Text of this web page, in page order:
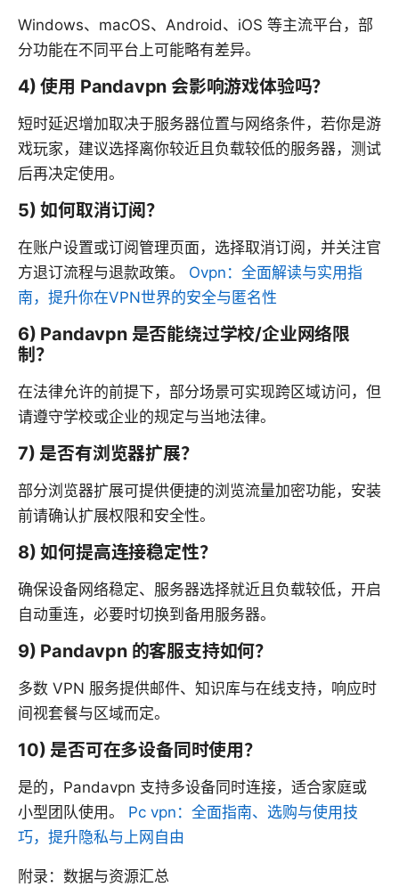
Windows、macOS、Android、iOS 等主流平台，部
分功能在不同平台上可能略有差异。
4) 使用 Pandavpn 会影响游戏体验吗？
短时延迟增加取决于服务器位置与网络条件，若你是游
戏玩家，建议选择离你较近且负载较低的服务器，测试
后再决定使用。
5) 如何取消订阅？
在账户设置或订阅管理页面，选择取消订阅，并关注官
方退订流程与退款政策。 Ovpn：全面解读与实用指
南，提升你在VPN世界的安全与匿名性
6) Pandavpn 是否能绕过学校/企业网络限
制？
在法律允许的前提下，部分场景可实现跨区域访问，但
请遵守学校或企业的规定与当地法律。
7) 是否有浏览器扩展？
部分浏览器扩展可提供便捷的浏览流量加密功能，安装
前请确认扩展权限和安全性。
8) 如何提高连接稳定性？
确保设备网络稳定、服务器选择就近且负载较低，开启
自动重连，必要时切换到备用服务器。
9) Pandavpn 的客服支持如何？
多数 VPN 服务提供邮件、知识库与在线支持，响应时
间视套餐与区域而定。
10) 是否可在多设备同时使用？
是的，Pandavpn 支持多设备同时连接，适合家庭或
小型团队使用。 Pc vpn：全面指南、选购与使用技
巧，提升隐私与上网自由
附录：数据与资源汇总